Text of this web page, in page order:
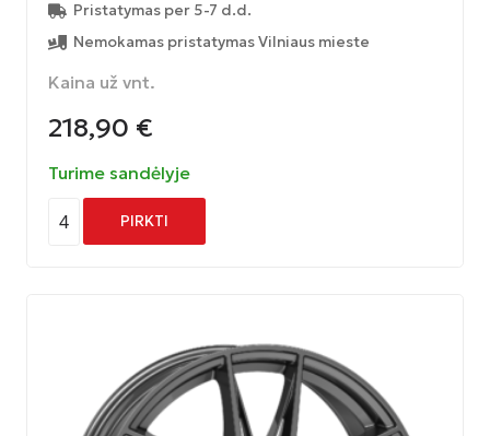
Pristatymas per 5-7 d.d.
Nemokamas pristatymas Vilniaus mieste
Kaina už vnt.
218,90 €
Turime sandėlyje
4 PIRKTI